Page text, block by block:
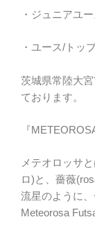
・ジュニアユ
・ユース/トッ
茨城県常陸大
ております。
『
メテオロッサ
ロ)と、薔薇
流星のように
Meteorosa